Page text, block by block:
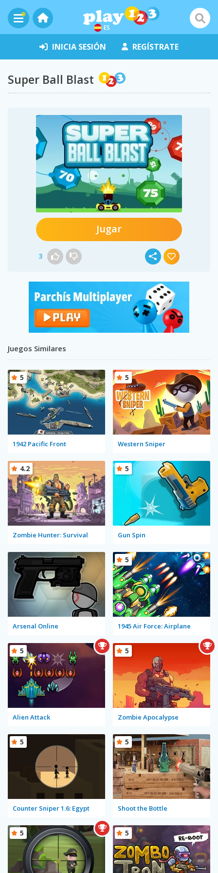
ES
INICIA SESIÓN REGÍSTRATE
Super Ball Blast
Jugar
3
Juegos Similares
1942 Pacific Front
5
Western Sniper
5
Zombie Hunter: Survival
4.2
Gun Spin
5
Arsenal Online 1945 Air Force: Airplane
5
Alien Attack
5
Zombie Apocalypse
5
Counter Sniper 1.6: Egypt
5
Shoot the Bottle
5
5 5